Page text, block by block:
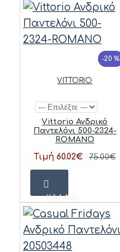
-20 %
VITTORIO
Vittorio Ανδρικό
Παντελόνι 500-2324-
ROMANO
Τιμή 60.02€ 75.00€
ΚΑΛΆΘΙ